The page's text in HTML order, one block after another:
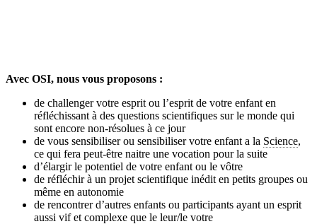
Avec OSI, nous vous proposons :
de challenger votre esprit ou l’esprit de votre enfant en
réfléchissant à des questions scientifiques sur le monde qui
sont encore non-résolues à ce jour
de vous sensibiliser ou sensibiliser votre enfant a la Science,
ce qui fera peut-être naitre une vocation pour la suite
d’élargir le potentiel de votre enfant ou le vôtre
de réfléchir à un projet scientifique inédit en petits groupes ou
même en autonomie
de rencontrer d’autres enfants ou participants ayant un esprit
aussi vif et complexe que le leur/le votre